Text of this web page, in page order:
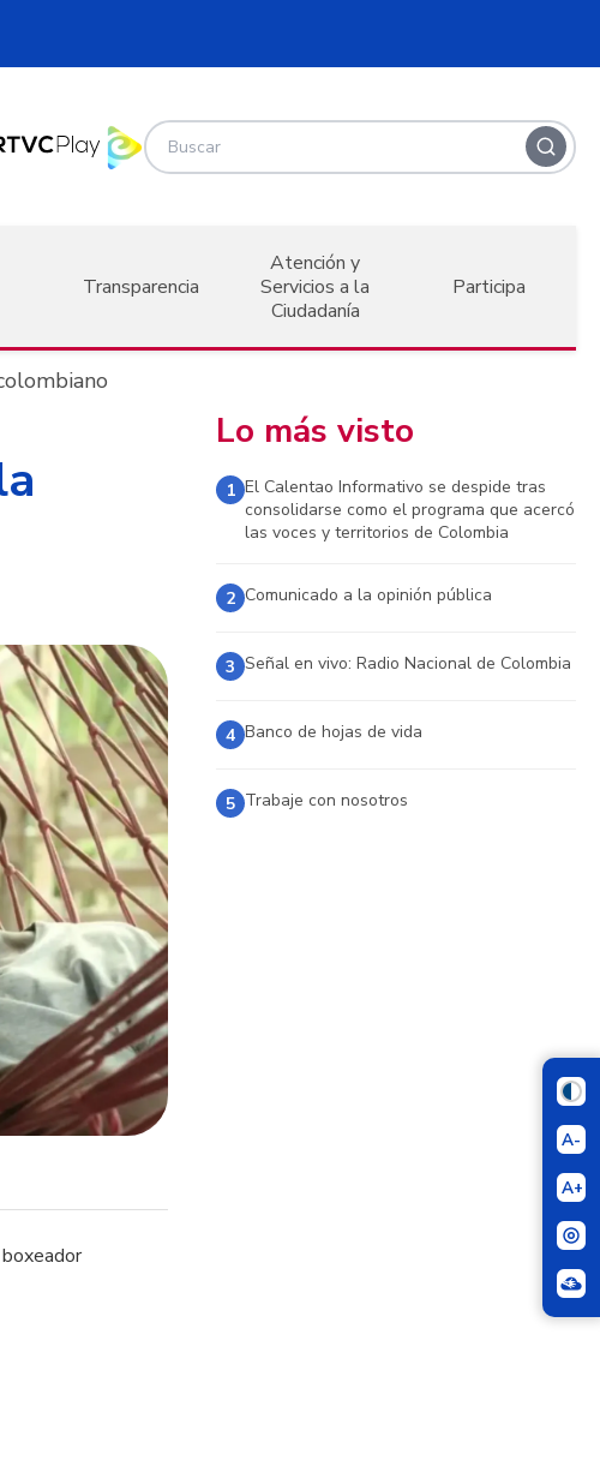
Transparencia
Atención y
Servicios a la
Ciudadanía
Participa
A-
A+
Lo más visto
1 El Calentao Informativo se despide tras
consolidarse como el programa que acercó
las voces y territorios de Colombia
2 Comunicado a la opinión pública
3 Señal en vivo: Radio Nacional de Colombia
4 Banco de hojas de vida
5 Trabaje con nosotros